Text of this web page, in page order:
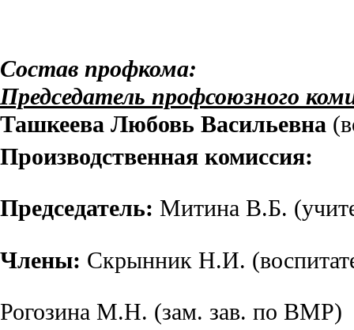
Состав профкома:
Председатель профсоюзного
Ташкеева Любовь Васильевна
Производственная комиссия:
Председатель: Митина В.Б.
Члены: Скрынник Н.И.
Рогозина М.Н. (зам. зав. по ВМР)